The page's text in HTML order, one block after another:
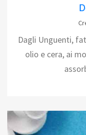
Dagli Unguenti,
olio e cera, ai